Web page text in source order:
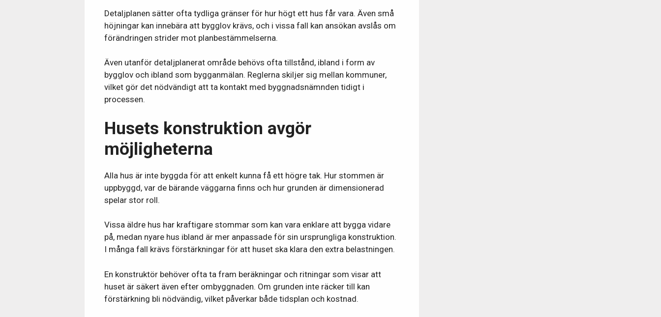
Detaljplanen sätter ofta tydliga gränser för hur högt ett hus får vara. Även små
höjningar kan innebära att bygglov krävs, och i vissa fall kan ansökan avslås om
förändringen strider mot planbestämmelserna.
Även utanför detaljplanerat område behövs ofta tillstånd, ibland i form av
bygglov och ibland som bygganmälan. Reglerna skiljer sig mellan kommuner,
vilket gör det nödvändigt att ta kontakt med byggnadsnämnden tidigt i
processen.
Husets konstruktion avgör
möjligheterna
Alla hus är inte byggda för att enkelt kunna få ett högre tak. Hur stommen är
uppbyggd, var de bärande väggarna finns och hur grunden är dimensionerad
spelar stor roll.
Vissa äldre hus har kraftigare stommar som kan vara enklare att bygga vidare
på, medan nyare hus ibland är mer anpassade för sin ursprungliga konstruktion.
I många fall krävs förstärkningar för att huset ska klara den extra belastningen.
En konstruktör behöver ofta ta fram beräkningar och ritningar som visar att
huset är säkert även efter ombyggnaden. Om grunden inte räcker till kan
förstärkning bli nödvändig, vilket påverkar både tidsplan och kostnad.